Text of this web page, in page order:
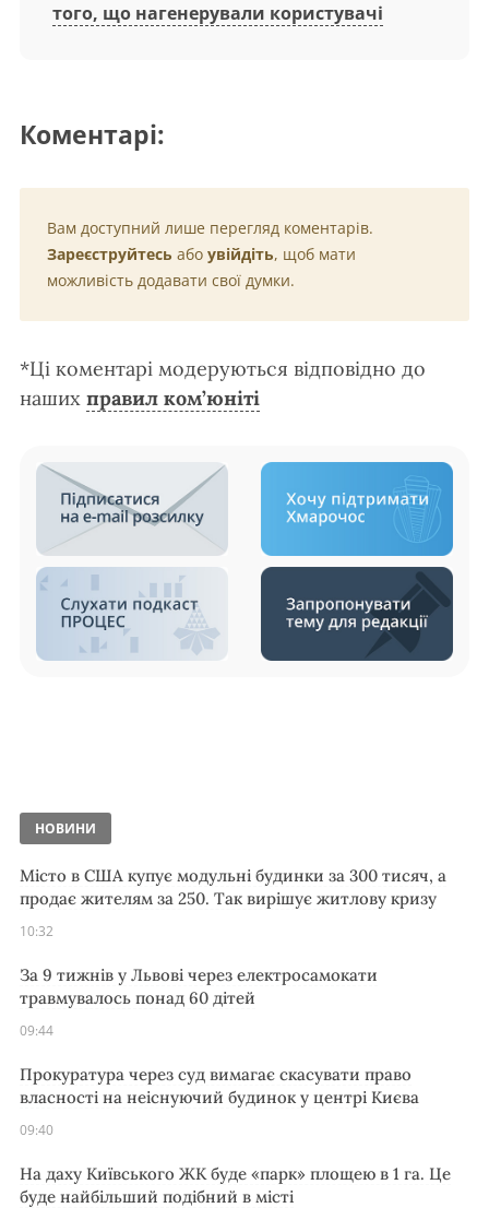
того, що нагенерували користувачі
Коментарі:
Вам доступний лише перегляд коментарів.
Зареєструйтесь або увійдіть, щоб мати
можливість додавати свої думки.
*Ці коментарі модеруються відповідно до
наших правил ком’юніті
НОВИНИ
Місто в США купує модульні будинки за 300 тисяч, а
продає жителям за 250. Так вирішує житлову кризу
10:32
За 9 тижнів у Львові через електросамокати
травмувалось понад 60 дітей
09:44
Прокуратура через суд вимагає скасувати право
власності на неіснуючий будинок у центрі Києва
09:40
На даху Київського ЖК буде «парк» площею в 1 га. Це
буде найбільший подібний в місті